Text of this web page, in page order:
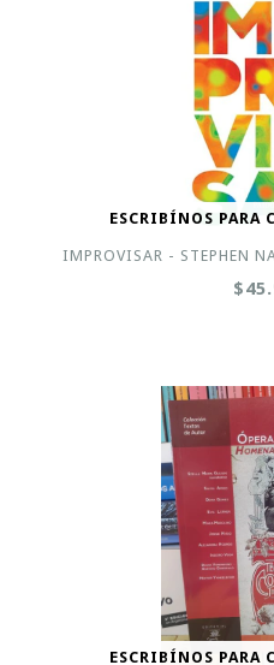
ESCRIBÍNOS PARA
IMPROVISAR - STEPHEN
ESCRIBÍNOS PARA